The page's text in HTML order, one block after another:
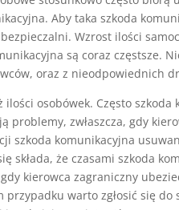
Aby taka szkoda
Wzrost ilości
są coraz częstsze.
oraz z nieodpowiednich
ilości osobówek. Często
problemy, zwłaszcza, gdy
szkoda komunikacyjna
składa, że czasami szkoda
kierowca zagraniczny
przypadku warto zgłosić się